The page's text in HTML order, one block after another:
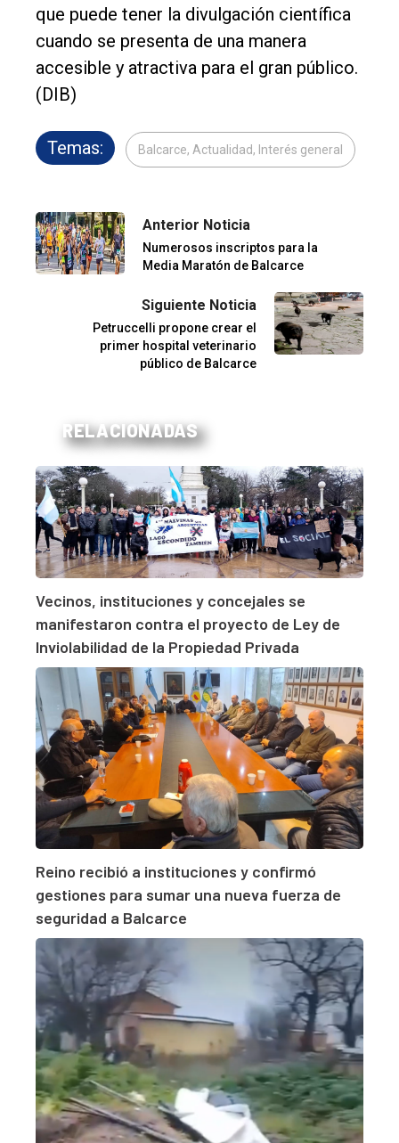
que puede tener la divulgación científica
cuando se presenta de una manera
accesible y atractiva para el gran público.
(DIB)
Temas: Balcarce, Actualidad, Interés general
Anterior Noticia
Numerosos inscriptos para la
Media Maratón de Balcarce
Siguiente Noticia
Petruccelli propone crear el
primer hospital veterinario
público de Balcarce
RELACIONADAS
Vecinos, instituciones y concejales se
manifestaron contra el proyecto de Ley de
Inviolabilidad de la Propiedad Privada
Reino recibió a instituciones y confirmó
gestiones para sumar una nueva fuerza de
seguridad a Balcarce